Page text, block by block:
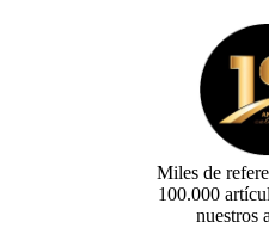
Miles de
100.000
nuestros